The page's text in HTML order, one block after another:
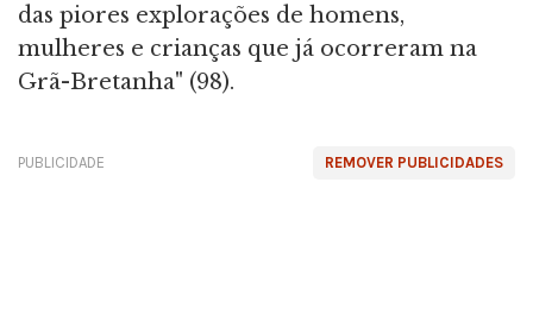
das piores explorações de homens,
mulheres e crianças que já ocorreram na
Grã-Bretanha" (98).
REMOVER PUBLICIDADES
PUBLICIDADE